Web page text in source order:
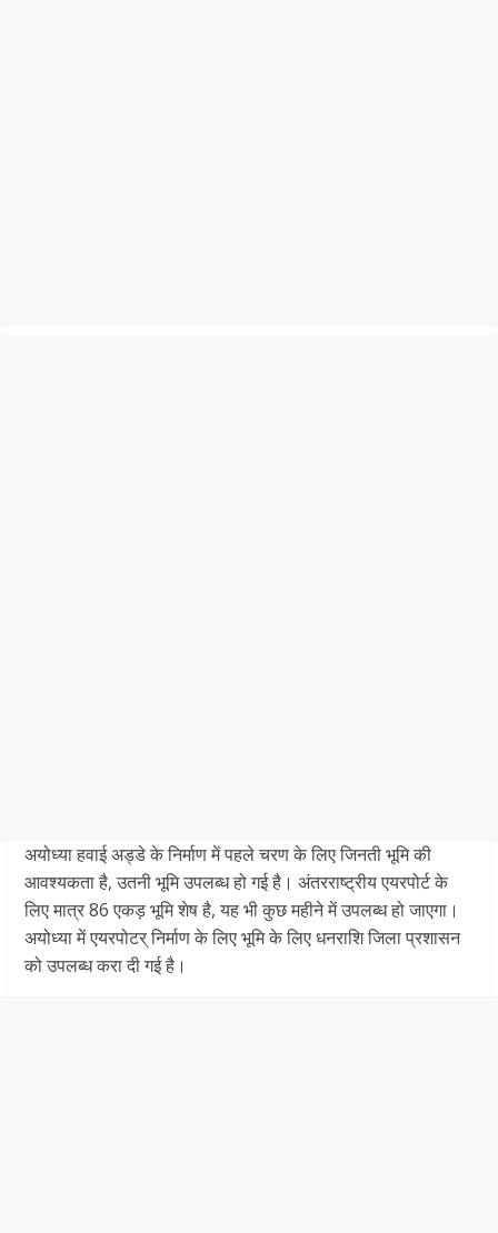
अयोध्या हवाई अड्डे के निर्माण में पहले चरण के लिए जिनती भूमि की
आवश्यकता है, उतनी भूमि उपलब्ध हो गई है। अंतरराष्ट्रीय एयरपोर्ट के
लिए मात्र 86 एकड़ भूमि शेष है, यह भी कुछ महीने में उपलब्ध हो जाएगा।
अयोध्या में एयरपोटर् निर्माण के लिए भूमि के लिए धनराशि जिला प्रशासन
को उपलब्ध करा दी गई है।